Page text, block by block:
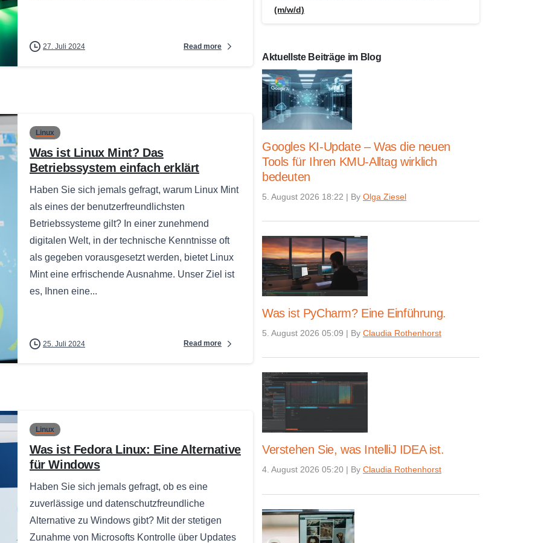
27. Juli 2024 Read more
Linux
Was ist Linux Mint? Das
Betriebssystem einfach erklärt
Haben Sie sich jemals gefragt, warum Linux Mint
als eines der benutzerfreundlichsten
Betriebssysteme gilt? In einer zunehmend
digitalen Welt, in der technische Kenntnisse oft
als gegeben vorausgesetzt werden, bietet Linux
Mint eine erfrischende Ausnahme. Unser Ziel ist
es, Ihnen eine...
25. Juli 2024 Read more
Linux
Was ist Fedora Linux: Eine Alternative
für Windows
Haben Sie sich jemals gefragt, ob es eine
zuverlässige und datenschutzfreundliche
Alternative zu Windows gibt? Mit der stetigen
Zunahme von Microsofts Kontrolle über Updates
(m/w/d)
Aktuellste Beiträge im Blog
Googles KI-Update – Was die neuen
Tools für Ihren KMU-Alltag wirklich
bedeuten
5. August 2026 18:22 | By Olga Ziesel
Was ist PyCharm? Eine Einführung.
5. August 2026 05:09 | By Claudia Rothenhorst
Verstehen Sie, was IntelliJ IDEA ist.
4. August 2026 05:20 | By Claudia Rothenhorst